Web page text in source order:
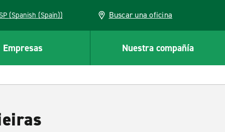
ESP (Spanish (Spain)) Buscar una oficina
Empresas Nuestra compañía